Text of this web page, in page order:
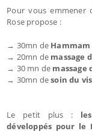
Pour vous emmener
Rose propose :
→ 30mn deHammam
→ 20mn de massage
→ 30 mn de massage
→ 30mn desoin du
Le petit plus :
développés pour le